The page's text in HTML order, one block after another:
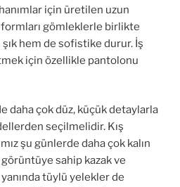
için üretilen uzun
gömleklerle birlikte
hem de sofistike durur. İş
için özellikle pantolonu
daha çok düz, küçük detaylarla
seçilmelidir. Kış
şu günlerde daha çok kalın
sahip kazak ve
tüylü yelekler de